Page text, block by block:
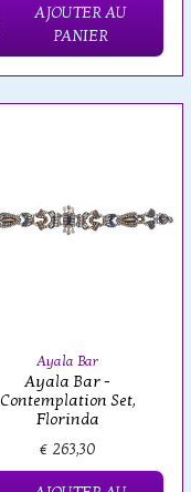
AJOUTER AU
PANIER
Ayala Bar
Ayala Bar -
Contemplation Set,
Florinda
€ 263,30